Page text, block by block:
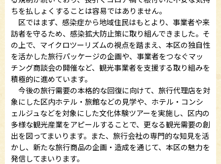
ちを払しょくすることは容易ではありません。
区ではまず、感染症から地域住民はもとより、事業者や来
訪者を守るため、感染拡大防止策に取り組んできました。そ
の上で、マイクロツーリズムの視点を踏まえ、本区の独自性
を活かした旅行パッケージの企画や、事業者をつなぐマッ
チング商談会の開催など、観光事業者を支援する取り組みを
積極的に進めています。
今後の旅行需要の本格的な回復に向けて、旅行代理店を対
象にした区内ホテル・旅館などの見学や、ホテル・コンシ
ェルジュなどを対象にした文化体験ツアーを実施し、区内の
多様な観光産業をアピールすることで、更なる観光需要の創
出を図ってまいります。また、旅行会社の専門的な知見を活
かし、新たな旅行商品の企画・造成を通じて、本区の魅力を
発信してまいります。